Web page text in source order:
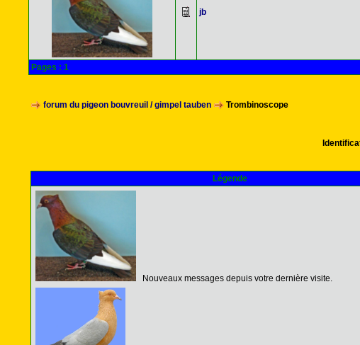
jb
Pages : 1
forum du pigeon bouvreuil / gimpel tauben Trombinoscope
Légende
Nouveaux messages depuis votre dernière visite.